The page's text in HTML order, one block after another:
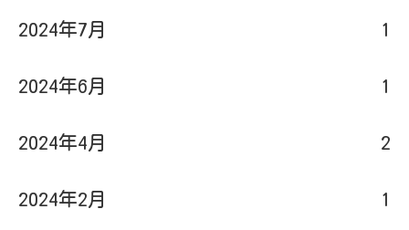
2024年7月 1
2024年6月 1
2024年4月 2
2024年2月 1